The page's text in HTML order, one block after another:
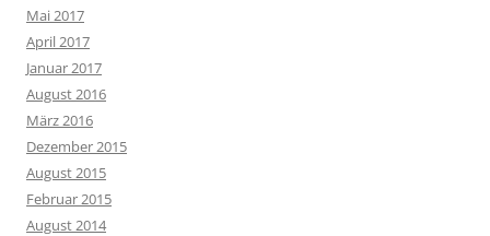
Mai 2017
April 2017
Januar 2017
August 2016
März 2016
Dezember 2015
August 2015
Februar 2015
August 2014